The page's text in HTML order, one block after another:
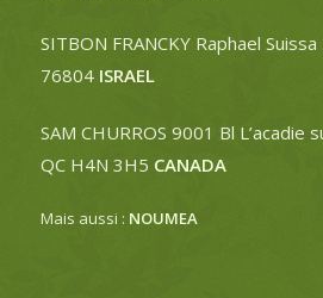
SITBON FRANCKY Raphael
76804 ISRAEL
SAM CHURROS 9001 Bl L’acadie
QC H4N 3H5 CANADA
Mais aussi : NOUMEA